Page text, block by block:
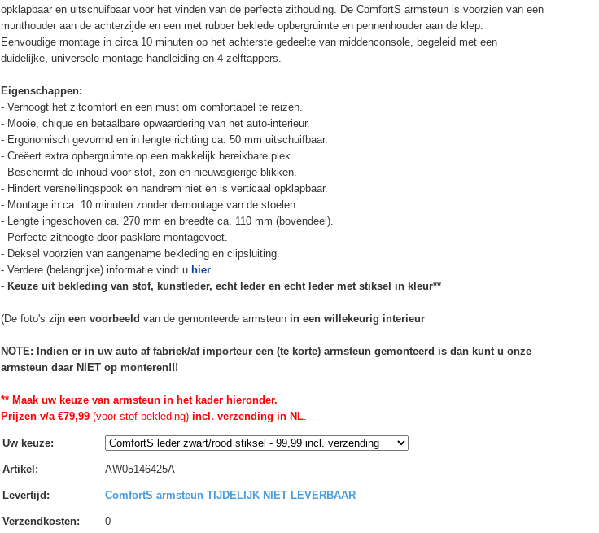
opklapbaar en uitschuifbaar voor het vinden van de perfecte zithouding. De ComfortS armsteun is voorzien van een
munthouder aan de achterzijde en een met rubber beklede opbergruimte en pennenhouder aan de klep.
Eenvoudige montage in circa 10 minuten op het achterste gedeelte van middenconsole, begeleid met een
duidelijke, universele montage handleiding en 4 zelftappers.
Eigenschappen:
- Verhoogt het zitcomfort en een must om comfortabel te reizen.
- Mooie, chique en betaalbare opwaardering van het auto-interieur.
- Ergonomisch gevormd en in lengte richting ca. 50 mm uitschuifbaar.
- Creëert extra opbergruimte op een makkelijk bereikbare plek.
- Beschermt de inhoud voor stof, zon en nieuwsgierige blikken.
- Hindert versnellingspook en handrem niet en is verticaal opklapbaar.
- Montage in ca. 10 minuten zonder demontage van de stoelen.
- Lengte ingeschoven ca. 270 mm en breedte ca. 110 mm (bovendeel).
- Perfecte zithoogte door pasklare montagevoet.
- Deksel voorzien van aangename bekleding en clipsluiting.
- Verdere (belangrijke) informatie vindt u hier.
- Keuze uit bekleding van stof, kunstleder, echt leder en echt leder met stiksel in kleur**
(De foto's zijn een voorbeeld van de gemonteerde armsteun in een willekeurig interieur
NOTE: Indien er in uw auto af fabriek/af importeur een (te korte) armsteun gemonteerd is dan kunt u onze
armsteun daar NIET op monteren!!!
** Maak uw keuze van armsteun in het kader hieronder.
Prijzen v/a €79,99(voor stof bekleding)incl. verzending in NL.
Uw keuze:
Artikel : AW05146425A
Levertijd : ComfortS armsteun TIJDELIJK NIET LEVERBAAR
Verzendkosten: 0